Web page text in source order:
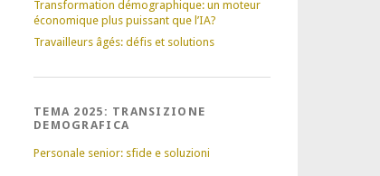
Transformation démographique: un moteur
économique plus puissant que l’IA?
Travailleurs âgés: défis et solutions
TEMA 2025: TRANSIZIONE
DEMOGRAFICA
Personale senior: sfide e soluzioni